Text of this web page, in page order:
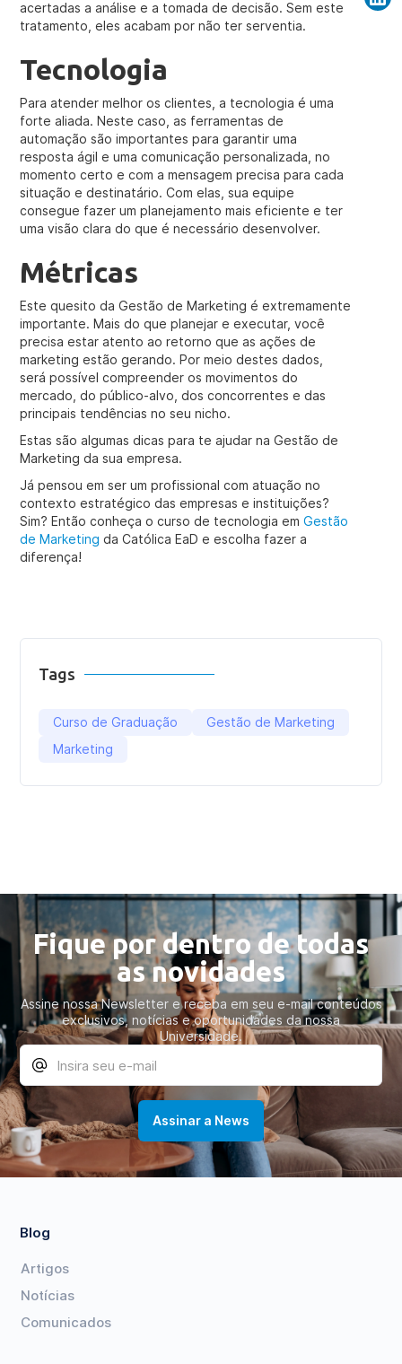
acertadas a análise e a tomada de decisão. Sem este
tratamento, eles acabam por não ter serventia.
Tecnologia
Para atender melhor os clientes, a tecnologia é uma
forte aliada. Neste caso, as ferramentas de
automação são importantes para garantir uma
resposta ágil e uma comunicação personalizada, no
momento certo e com a mensagem precisa para cada
situação e destinatário. Com elas, sua equipe
consegue fazer um planejamento mais eficiente e ter
uma visão clara do que é necessário desenvolver.
Métricas
Este quesito da Gestão de Marketing é extremamente
importante. Mais do que planejar e executar, você
precisa estar atento ao retorno que as ações de
marketing estão gerando. Por meio destes dados,
será possível compreender os movimentos do
mercado, do público-alvo, dos concorrentes e das
principais tendências no seu nicho.
Estas são algumas dicas para te ajudar na Gestão de
Marketing da sua empresa.
Já pensou em ser um profissional com atuação no
contexto estratégico das empresas e instituições?
Sim? Então conheça o curso de tecnologia emGestão
de Marketing da Católica EaD e escolha fazer a
diferença!
Tags
Curso de Graduação
Gestão de Marketing
Marketing
Fique por dentro de todas
as novidades
Assine nossa Newsletter e receba em seu e-mail conteúdos
exclusivos, notícias e oportunidades da nossa
Universidade.
Blog
Artigos
Notícias
Comunicados